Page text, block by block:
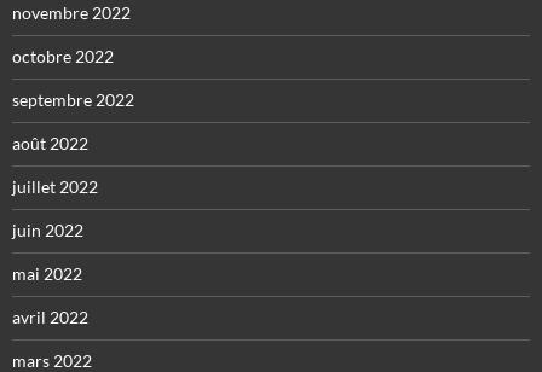
novembre 2022
octobre 2022
septembre 2022
août 2022
juillet 2022
juin 2022
mai 2022
avril 2022
mars 2022